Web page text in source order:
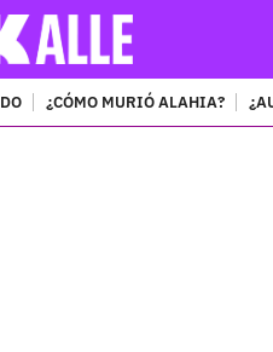
¿CÓMO MURIÓ ALAHIA?